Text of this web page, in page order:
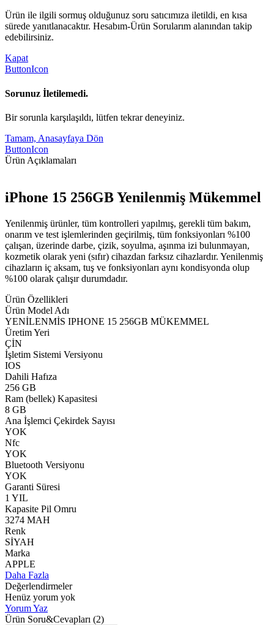
Ürün ile ilgili sormuş olduğunuz soru satıcımıza iletildi, en kısa
sürede yanıtlanacaktır. Hesabım-Ürün Sorularım alanından takip
edebilirsiniz.
Kapat
ButtonIcon
Sorunuz İletilemedi.
Bir sorunla karşılaşıldı, lütfen tekrar deneyiniz.
Tamam, Anasayfaya Dön
ButtonIcon
Ürün Açıklamaları
iPhone 15 256GB Yenilenmiş Mükemmel
Yenilenmiş ürünler, tüm kontrolleri yapılmış, gerekli tüm bakım,
onarım ve test işlemlerinden geçirilmiş, tüm fonksiyonları %100
çalışan, üzerinde darbe, çizik, soyulma, aşınma izi bulunmayan,
kozmetik olarak yeni (sıfır) cihazdan farksız cihazlardır. Yenilenmiş
cihazların iç aksam, tuş ve fonksiyonları aynı kondisyonda olup
%100 olarak çalışır durumdadır.
Ürün Özellikleri
Ürün Model Adı
YENİLENMİS IPHONE 15 256GB MÜKEMMEL
Üretim Yeri
ÇİN
İşletim Sistemi Versiyonu
IOS
Dahili Hafıza
256 GB
Ram (bellek) Kapasitesi
8 GB
Ana İşlemci Çekirdek Sayısı
YOK
Nfc
YOK
Bluetooth Versiyonu
YOK
Garanti Süresi
1 YIL
Kapasite Pil Omru
3274 MAH
Renk
SİYAH
Marka
APPLE
Daha Fazla
Değerlendirmeler
Henüz yorum yok
Yorum Yaz
Ürün Soru&Cevapları (2)